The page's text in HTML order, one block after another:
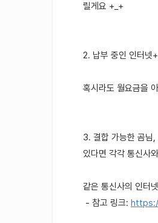
릴게요 +_+
2. 납부 중인 인터넷
혹시라도 월요금을
3. 결합 가능한 곰님
있다면 각각 통신사
같은 통신사의 인터
- 참고 링크: